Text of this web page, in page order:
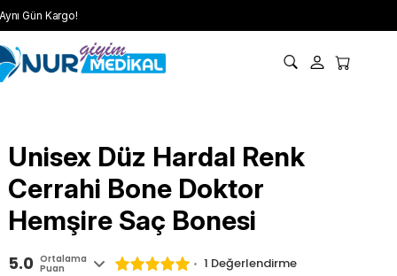
Gün Kargo!
Unisex Düz Hardal Renk
Cerrahi Bone Doktor
Hemşire Saç Bonesi
5.0 Ortalama
Puan 1 Değerlendirme